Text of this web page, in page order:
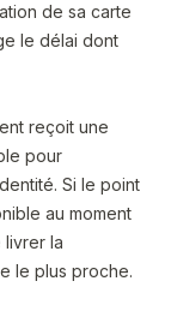
de sa carte
le délai dont
reçoit une
pour
Si le point
au moment
la
le plus proche.